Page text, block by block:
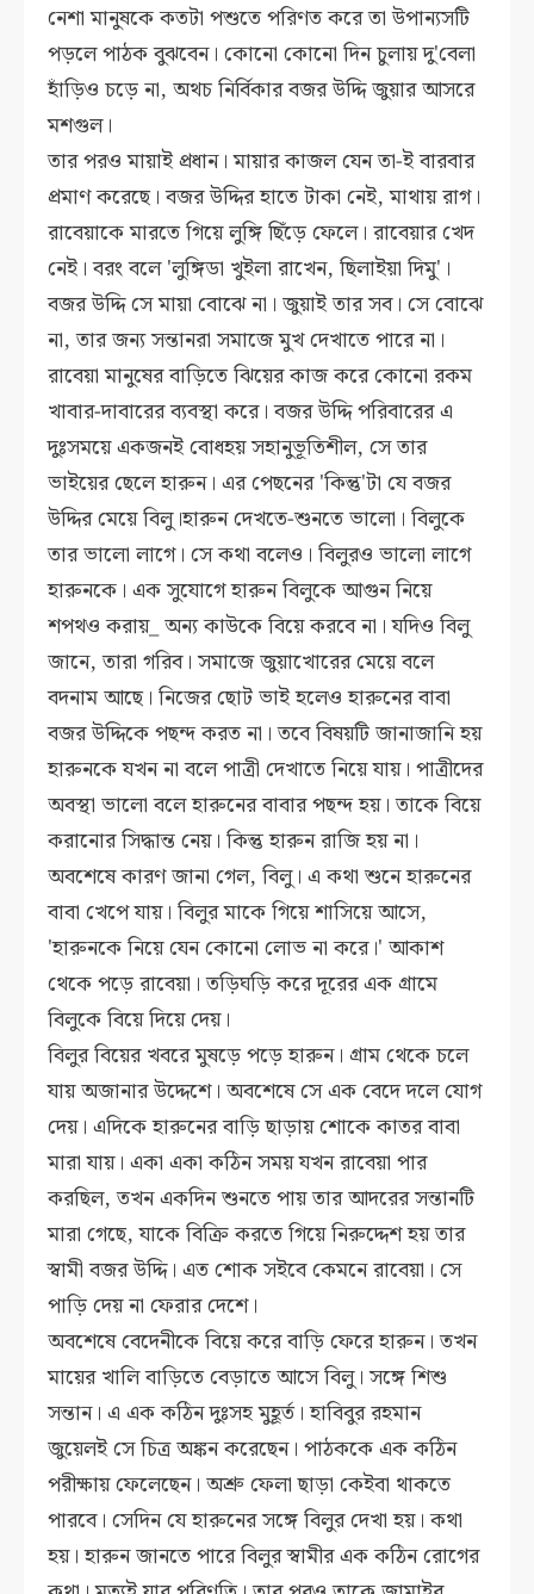
নেশা মানুষকে কতটা পশুতে পরিণত করে তা উপান্যসটি
পড়লে পাঠক বুঝবেন। কোনো কোনো দিন চুলায় দু'বেলা
হাঁড়িও চড়ে না, অথচ নির্বিকার বজর উদ্দি জুয়ার আসরে
মশগুল।
তার পরও মায়াই প্রধান। মায়ার কাজল যেন তা-ই বারবার
প্রমাণ করেছে। বজর উদ্দির হাতে টাকা নেই, মাথায় রাগ।
রাবেয়াকে মারতে গিয়ে লুঙ্গি ছিঁড়ে ফেলে। রাবেয়ার খেদ
নেই। বরং বলে 'লুঙ্গিডা খুইলা রাখেন, ছিলাইয়া দিমু'।
বজর উদ্দি সে মায়া বোঝে না। জুয়াই তার সব। সে বোঝে
না, তার জন্য সন্তানরা সমাজে মুখ দেখাতে পারে না।
রাবেয়া মানুষের বাড়িতে ঝিয়ের কাজ করে কোনো রকম
খাবার-দাবারের ব্যবস্থা করে। বজর উদ্দি পরিবারের এ
দুঃসময়ে একজনই বোধহয় সহানুভূতিশীল, সে তার
ভাইয়ের ছেলে হারুন। এর পেছনের 'কিন্তু'টা যে বজর
উদ্দির মেয়ে বিলু।হারুন দেখতে-শুনতে ভালো। বিলুকে
তার ভালো লাগে। সে কথা বলেও। বিলুরও ভালো লাগে
হারুনকে। এক সুযোগে হারুন বিলুকে আগুন নিয়ে
শপথও করায়_ অন্য কাউকে বিয়ে করবে না। যদিও বিলু
জানে, তারা গরিব। সমাজে জুয়াখোরের মেয়ে বলে
বদনাম আছে। নিজের ছোট ভাই হলেও হারুনের বাবা
বজর উদ্দিকে পছন্দ করত না। তবে বিষয়টি জানাজানি হয়
হারুনকে যখন না বলে পাত্রী দেখাতে নিয়ে যায়। পাত্রীদের
অবস্থা ভালো বলে হারুনের বাবার পছন্দ হয়। তাকে বিয়ে
করানোর সিদ্ধান্ত নেয়। কিন্তু হারুন রাজি হয় না।
অবশেষে কারণ জানা গেল, বিলু। এ কথা শুনে হারুনের
বাবা খেপে যায়। বিলুর মাকে গিয়ে শাসিয়ে আসে,
'হারুনকে নিয়ে যেন কোনো লোভ না করে।' আকাশ
থেকে পড়ে রাবেয়া। তড়িঘড়ি করে দূরের এক গ্রামে
বিলুকে বিয়ে দিয়ে দেয়।
বিলুর বিয়ের খবরে মুষড়ে পড়ে হারুন। গ্রাম থেকে চলে
যায় অজানার উদ্দেশে। অবশেষে সে এক বেদে দলে যোগ
দেয়। এদিকে হারুনের বাড়ি ছাড়ায় শোকে কাতর বাবা
মারা যায়। একা একা কঠিন সময় যখন রাবেয়া পার
করছিল, তখন একদিন শুনতে পায় তার আদরের সন্তানটি
মারা গেছে, যাকে বিক্রি করতে গিয়ে নিরুদ্দেশ হয় তার
স্বামী বজর উদ্দি। এত শোক সইবে কেমনে রাবেয়া। সে
পাড়ি দেয় না ফেরার দেশে।
অবশেষে বেদেনীকে বিয়ে করে বাড়ি ফেরে হারুন। তখন
মায়ের খালি বাড়িতে বেড়াতে আসে বিলু। সঙ্গে শিশু
সন্তান। এ এক কঠিন দুঃসহ মুহূর্ত। হাবিবুর রহমান
জুয়েলই সে চিত্র অঙ্কন করেছেন। পাঠককে এক কঠিন
পরীক্ষায় ফেলেছেন। অশ্রু ফেলা ছাড়া কেইবা থাকতে
পারবে। সেদিন যে হারুনের সঙ্গে বিলুর দেখা হয়। কথা
হয়। হারুন জানতে পারে বিলুর স্বামীর এক কঠিন রোগের